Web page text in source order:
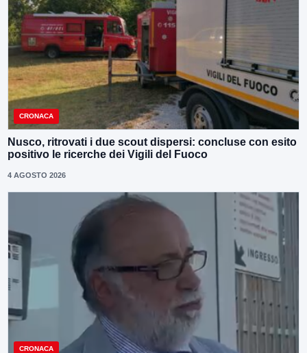
CRONACA
Nusco, ritrovati i due scout dispersi: concluse con esito
positivo le ricerche dei Vigili del Fuoco
4 AGOSTO 2026
CRONACA